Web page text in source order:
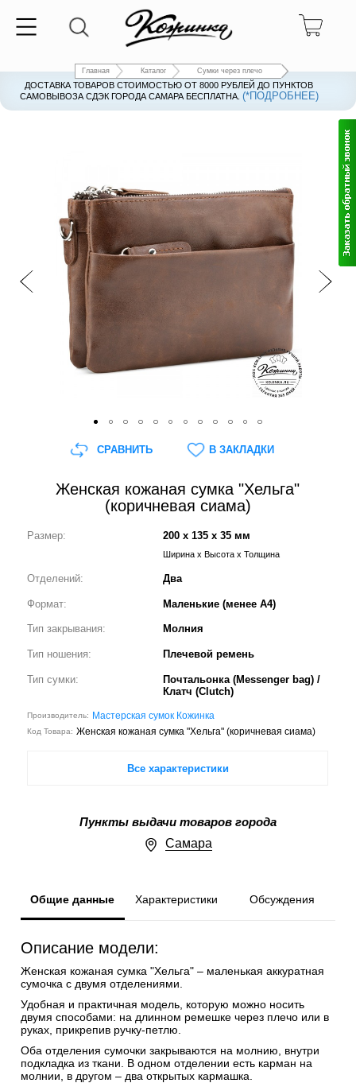
Главная Каталог Сумки через плечо
ДОСТАВКА ТОВАРОВ СТОИМОСТЬЮ ОТ 8000 РУБЛЕЙ ДО ПУНКТОВ
САМОВЫВОЗА СДЭК ГОРОДА САМАРА БЕСПЛАТНА. (*ПОДРОБНЕЕ)
Женская кожаная сумка "Хельга"
(коричневая сиама)
Размер: 200 x 135 x 35 мм
Ширина x Высота x Толщина
Отделений: Два
Формат: Маленькие (менее А4)
Тип закрывания: Молния
Тип ношения: Плечевой ремень
Тип сумки:
Почтальонка (Messenger bag) /
Клатч (Clutch)
Производитель: Мастерская сумок Кожинка
Код Товара: Женская кожаная сумка "Хельга" (коричневая сиама)
Все характеристики
Пункты выдачи товаров города
Самара
СРАВНИТЬ В ЗАКЛАДКИ
Общие данные Характеристики Обсуждения
Описание модели:
Женская кожаная сумка "Хельга" – маленькая аккуратная
сумочка с двумя отделениями.
Удобная и практичная модель, которую можно носить
двумя способами: на длинном ремешке через плечо или в
руках, прикрепив ручку-петлю.
Оба отделения сумочки закрываются на молнию, внутри
подкладка из ткани. В одном отделении есть карман на
молнии, в другом – два открытых кармашка.